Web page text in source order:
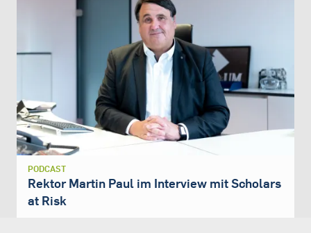
PODCAST
Rektor Martin Paul im Interview mit Scholars
at Risk